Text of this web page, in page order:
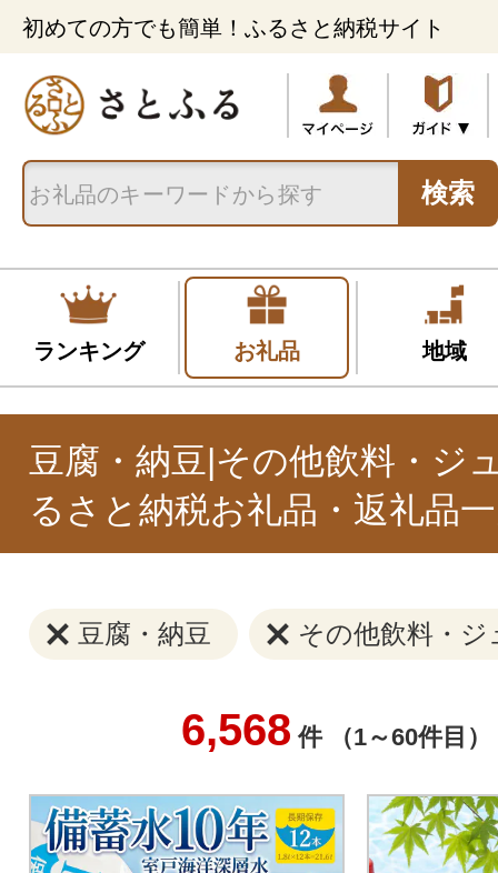
初めての方でも簡単！ふるさと納税サイト
検索
ランキング お礼品 地域
豆腐・納豆|その他飲料・ジ
るさと納税お礼品・返礼品
豆腐・納豆 その他飲料・ジ
6,568 件 （1～60件目）